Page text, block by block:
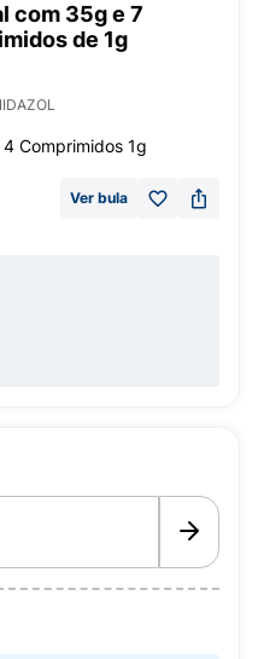
com 35g e 7
de 1g
Comprimidos 1g
Ver bula